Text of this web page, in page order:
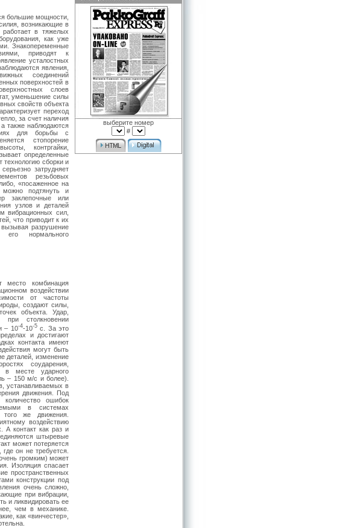
большие мощности,
возникающие в
в тяжелых
как уже
Знакопеременные
приводят к
усталостных
явления,
соединений
поверхностей в
слоев
уменьшение силы
свойств объекта
переход
за счет наличия
также наблюдаются
для борьбы с
стопорение
контргайки,
определенные
технологию сборки и
затрудняет
резьбовых
«посаженное на
можно подтянуть и
заклепочные или
узлов и деталей
вибрационных сил,
что приводит к их
разрушение
нормального
место комбинация
воздействии
от частоты
создают силы,
объекта. Удар,
при столкновении
– 10-4-10-5с. За это
и достигают
контакта имеют
могут быть
деталей, изменение
соударения,
в месте ударного
– 150 м/с и более).
устанавливаемых в
движения. Под
ошибок
в системах
же движения.
воздействию
А контакт как раз и
штыревые
может потеряется
он не требуется.
громким) может
Изоляция спасает
пространственных
конструкции под
очень сложно,
при вибрации,
и ликвидировать ее
чем в механике.
как «винчестер»,
выберите номер
#